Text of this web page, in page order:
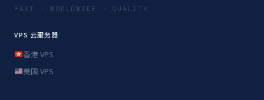
FAST · WORLDWIDE · QUALITY
VPS 云服务器
香港 VPS
美国 VPS